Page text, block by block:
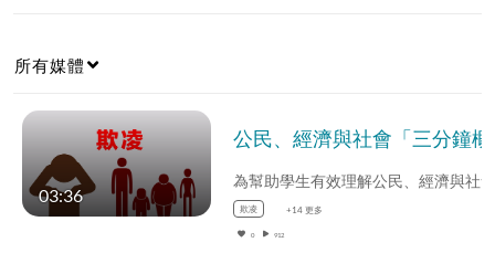
所有媒體
03:36
欺凌 +14 更多
0 912